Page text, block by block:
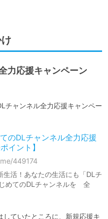
力応援キャンペーン
チャンネル全力応援キャンペー
のDLチャンネル全力応援
イント】
449174
活！あなたの生活にも「DLチ
めてのDLチャンネルを 全
ていたところに、新規応援キ